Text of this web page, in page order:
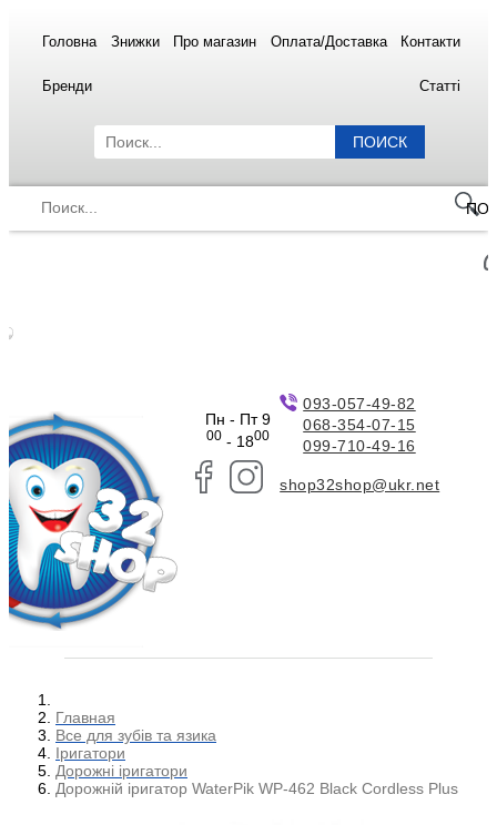
Головна Знижки Про магазин Оплата/Доставка Контакти
Бренди Статті
ПОИСК
Пн - Пт 9
00- 1800
093-057-49-82
068-354-07-15
099-710-49-16
shop32shop@ukr.net
Главная
Все для зубів та язика
Іригатори
Дорожні іригатори
Дорожній іригатор WaterPik WP-462 Black Cordless Plus